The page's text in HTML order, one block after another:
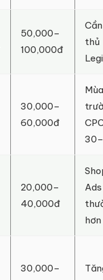
50,000–
100,000đ
thủ
30,000–
60,000đ
20,000–
40,000đ
Ads
30,000–